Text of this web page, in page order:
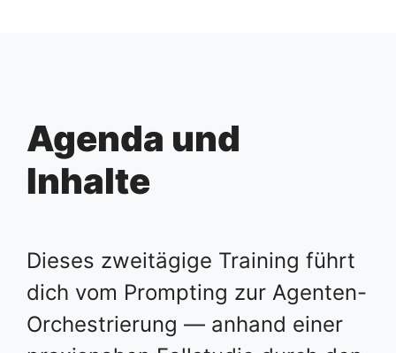
Agenda und
Inhalte
Dieses zweitägige Training führt
dich vom Prompting zur Agenten-
Orchestrierung — anhand einer